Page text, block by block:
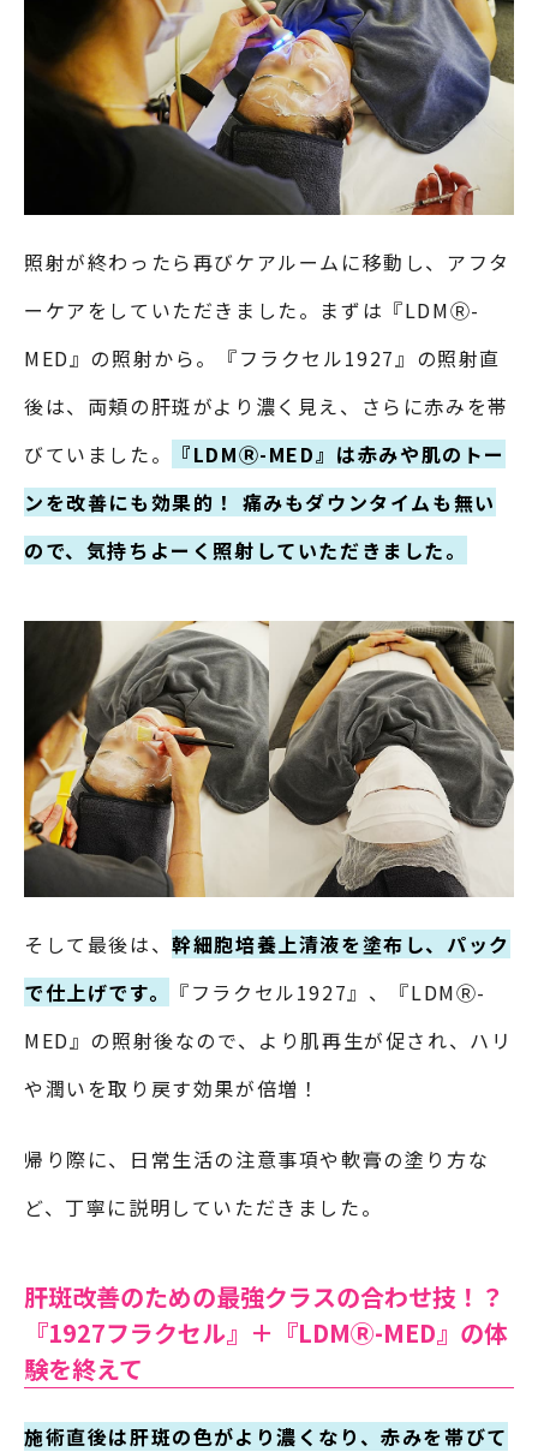
照射が終わったら再びケアルームに移動し、アフタ
ーケアをしていただきました。まずは『LDMⓇ-
MED』の照射から。『フラクセル1927』の照射直
後は、両頬の肝斑がより濃く見え、さらに赤みを帯
びていました。
『LDMⓇ-MED』は赤みや肌のトー
ンを改善にも効果的！ 痛みもダウンタイムも無い
ので、気持ちよーく照射していただきました。
そして最後は、幹細胞培養上清液を塗布し、パック
で仕上げです。
『フラクセル1927』、『LDMⓇ-
MED』の照射後なので、より肌再生が促され、ハリ
や潤いを取り戻す効果が倍増！
帰り際に、日常生活の注意事項や軟膏の塗り方な
ど、丁寧に説明していただきました。
肝斑改善のための最強クラスの合わせ技！？
『1927フラクセル』＋『LDMⓇ-MED』の体
験を終えて
施術直後は肝斑の色がより濃くなり、赤みを帯びて